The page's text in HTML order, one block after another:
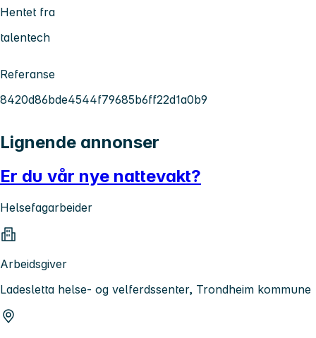
Hentet fra
talentech
Referanse
8420d86bde4544f79685b6ff22d1a0b9
Lignende annonser
Er du vår nye nattevakt?
Helsefagarbeider
Arbeidsgiver
Ladesletta helse- og velferdssenter, Trondheim kommune